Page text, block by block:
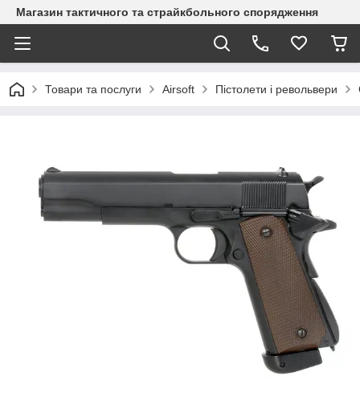
Магазин тактичного та страйкбольного спорядження
Товари та послуги Airsoft Пістолети і револьвери